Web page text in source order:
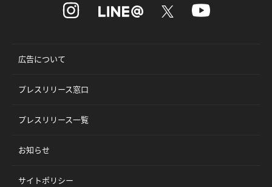
広告について
プレスリリース窓口
プレスリリース一覧
お知らせ
サイトポリシー